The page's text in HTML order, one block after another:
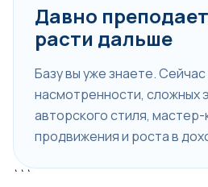
Давно
расти дальше
Базу вы уже знаете.
насмотренности, сложных
авторского стиля, мастер-
продвижения и роста в
```